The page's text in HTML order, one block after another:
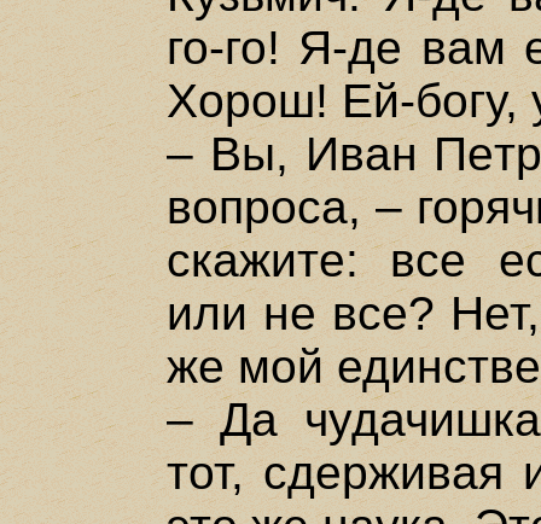
го-го! Я-де вам
Хорош! Ей-богу,
– Вы, Иван
вопроса, –
скажите: все
или не все?
же мой
– Да
тот, сдерживая